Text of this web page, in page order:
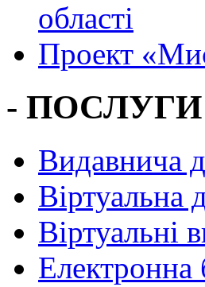
області
Проект
-
Видавнича
Віртуальна
Віртуальні
Електронна